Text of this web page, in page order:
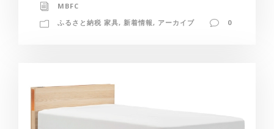
MBFC
ふるさと納税 家具, 新着情報 , アーカイブ 0